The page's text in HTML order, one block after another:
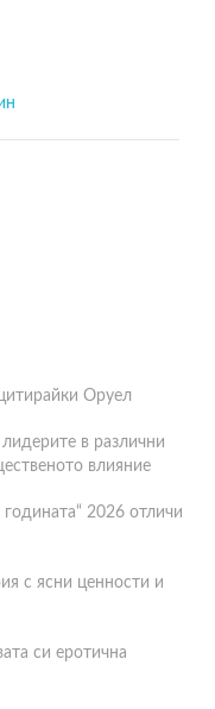
Оруел
в различни
влияние
2026 отличи
с ясни ценности и
си еротична